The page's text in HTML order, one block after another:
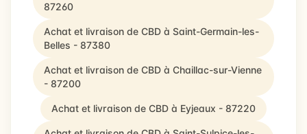
87260
Achat et livraison de CBD à Saint-Germain-les-
Belles - 87380
Achat et livraison de CBD à Chaillac-sur-Vienne
- 87200
Achat et livraison de CBD à Eyjeaux - 87220